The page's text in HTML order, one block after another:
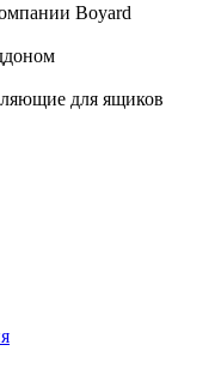
Boyard
для ящиков